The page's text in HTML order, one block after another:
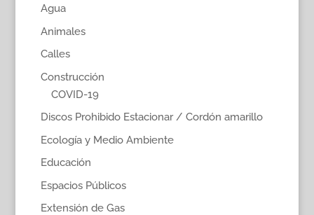
Agua
Animales
Calles
Construcción
COVID-19
Discos Prohibido Estacionar / Cordón amarillo
Ecología y Medio Ambiente
Educación
Espacios Públicos
Extensión de Gas